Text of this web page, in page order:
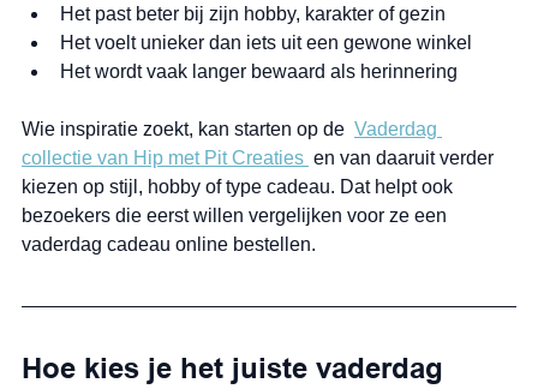
Het past beter bij zijn hobby, karakter of gezin
Het voelt unieker dan iets uit een gewone winkel
Het wordt vaak langer bewaard als herinnering
Wie inspiratie zoekt, kan starten op de Vaderdag
collectie van Hip met Pit Creaties en van daaruit verder
kiezen op stijl, hobby of type cadeau. Dat helpt ook
bezoekers die eerst willen vergelijken voor ze een
vaderdag cadeau online bestellen.
Hoe kies je het juiste vaderdag